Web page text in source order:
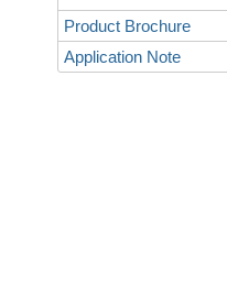
Product Brochure
Application Note